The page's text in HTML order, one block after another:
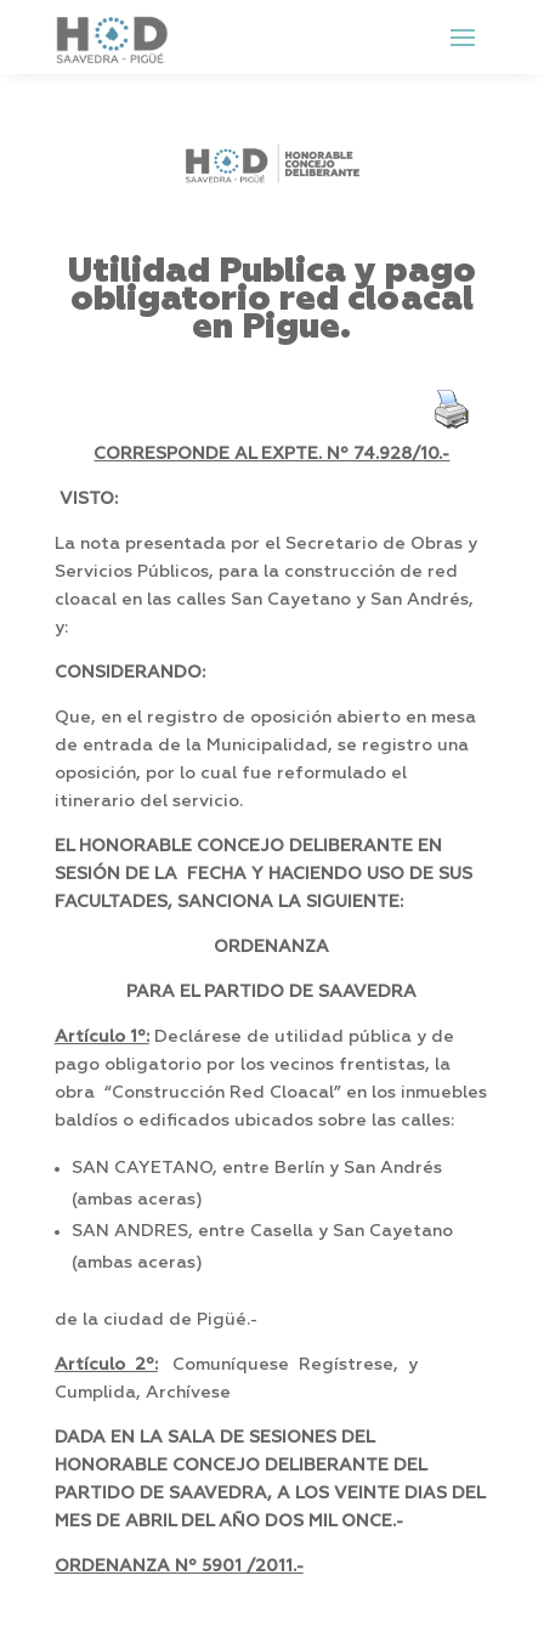
Utilidad Publica y pago
obligatorio red cloacal
en Pigue.
CORRESPONDE AL EXPTE. Nº 74.928/10.-
VISTO:
La nota presentada por el Secretario de Obras y
Servicios Públicos, para la construcción de red
cloacal en las calles San Cayetano y San Andrés,
y:
CONSIDERANDO:
Que, en el registro de oposición abierto en mesa
de entrada de la Municipalidad, se registro una
oposición, por lo cual fue reformulado el
itinerario del servicio.
EL HONORABLE CONCEJO DELIBERANTE EN
SESIÓN DE LA FECHA Y HACIENDO USO DE SUS
FACULTADES, SANCIONA LA SIGUIENTE:
ORDENANZA
PARA EL PARTIDO DE SAAVEDRA
Artículo 1º:Declárese de utilidad pública y de
pago obligatorio por los vecinos frentistas, la
obra “Construcción Red Cloacal” en los inmuebles
baldíos o edificados ubicados sobre las calles:
SAN CAYETANO, entre Berlín y San Andrés
(ambas aceras)
SAN ANDRES, entre Casella y San Cayetano
(ambas aceras)
de la ciudad de Pigüé.-
Artículo 2º:Comuníquese Regístrese, y
Cumplida, Archívese
DADA EN LA SALA DE SESIONES DEL
HONORABLE CONCEJO DELIBERANTE DEL
PARTIDO DE SAAVEDRA, A LOS VEINTE DIAS DEL
MES DE ABRIL DEL AÑO DOS MIL ONCE.-
ORDENANZA Nº 5901 /2011.-